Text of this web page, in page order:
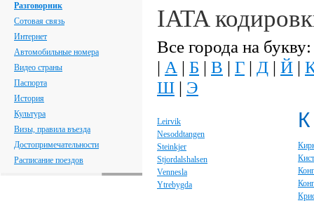
Разговорник
Сотовая связь
Интернет
Автомобильные номера
Видео страны
Паспорта
История
Культура
Визы, правила въезда
Достопримечательности
Расписание поездов
IATA
Все города на букву:
| А | Б | В | Г | Д | Й |
Ш | Э
Leirvik
Nesoddtangen
Steinkjer
Stjordalshalsen
Vennesla
Ytrebygda
К